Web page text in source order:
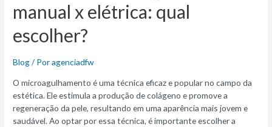
manual x elétrica: qual
escolher?
Blog/ Poragenciadfw
O microagulhamento é uma técnica eficaz e popular no campo da
estética. Ele estimula a produção de colágeno e promove a
regeneração da pele, resultando em uma aparência mais jovem e
saudável. Ao optar por essa técnica, é importante escolher a